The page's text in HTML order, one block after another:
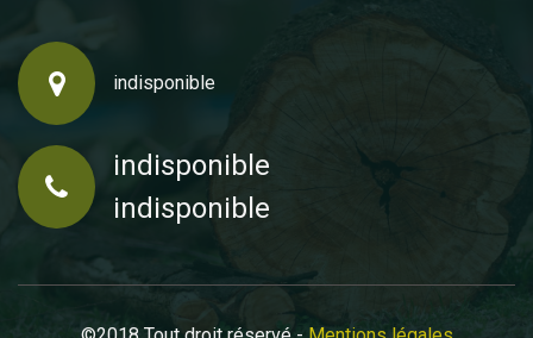
indisponible
indisponible
indisponible